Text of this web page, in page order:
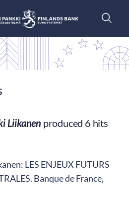
Liikanen produced 6 hits
LES ENJEUX FUTURS
Banque de France,